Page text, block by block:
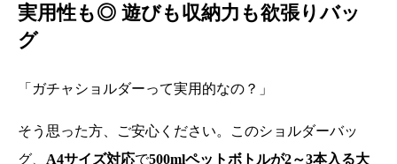
実用性も◎ 遊びも収納力も欲張りバッ
グ
「ガチャショルダーって実用的なの？」
そう思った方、ご安心ください。このショルダーバッ
グ、 A4サイズ対応で500mlペットボトルが2～3本入る大